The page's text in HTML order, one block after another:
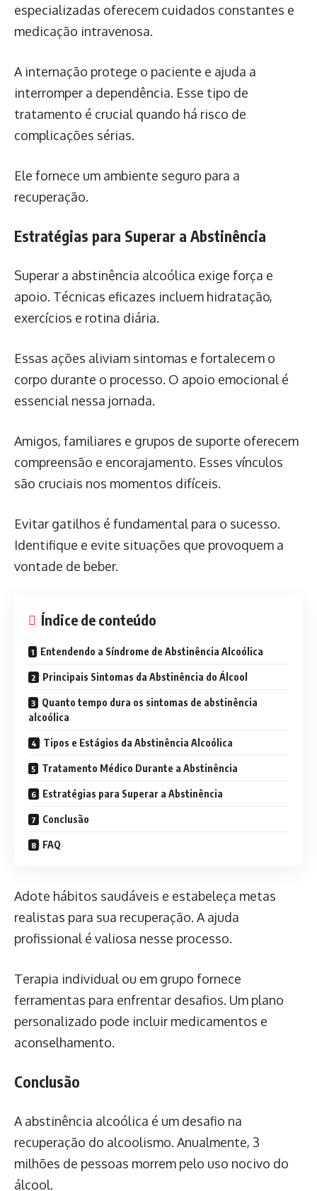
especializadas oferecem cuidados constantes e
medicação intravenosa.
A internação protege o paciente e ajuda a
interromper a dependência. Esse tipo de
tratamento é crucial quando há risco de
complicações sérias.
Ele fornece um ambiente seguro para a
recuperação.
Estratégias para Superar a Abstinência
Superar a abstinência alcoólica exige força e
apoio. Técnicas eficazes incluem hidratação,
exercícios e rotina diária.
Essas ações aliviam sintomas e fortalecem o
corpo durante o processo. O apoio emocional é
essencial nessa jornada.
Amigos, familiares e grupos de suporte oferecem
compreensão e encorajamento. Esses vínculos
são cruciais nos momentos difíceis.
Evitar gatilhos é fundamental para o sucesso.
Identifique e evite situações que provoquem a
vontade de beber.
Índice de conteúdo
Entendendo a Síndrome de Abstinência Alcoólica
Principais Sintomas da Abstinência do Álcool
Quanto tempo dura os sintomas de abstinência
alcoólica
Tipos e Estágios da Abstinência Alcoólica
Tratamento Médico Durante a Abstinência
Estratégias para Superar a Abstinência
Conclusão
FAQ
Adote hábitos saudáveis e estabeleça metas
realistas para sua recuperação. A ajuda
profissional é valiosa nesse processo.
Terapia individual ou em grupo fornece
ferramentas para enfrentar desafios. Um plano
personalizado pode incluir medicamentos e
aconselhamento.
Conclusão
A abstinência alcoólica é um desafio na
recuperação do alcoolismo. Anualmente, 3
milhões de pessoas morrem pelo uso nocivo do
álcool.